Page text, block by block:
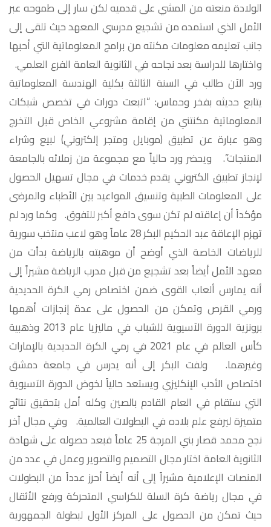
الولادة منعته من المشي على قدميه لكن سار إلى طموحه عبر
الأمل الذي استمده من تشجيع مدرسي المعهد حيث تلقى إلى
جانب تعليمه معلومات مكنته من برامج المعلوماتية التي أحبها
واختارها للدراسة بعد نجاحه في الثانوية العامة الفرع العلمي.
ورد الآن طالب في السنة الثالثة بكلية الهندسة المعلوماتية
يتابع حديثه بفخر وحماس: “اتبعت دورات في تخصص شبكات
المعلوماتية مكنتني من إقامة مشروعي الخاص قبل التخرج
وهو عبارة عن تطبيق (موبايل ومتجر إلكتروني) لبيع وشراء
المنتجات”. ويحضر ورد حالياً مع مجموعة من زملائه بالجامعة
لإنجاز تطبيق الكتروني يقدم خدمات في مجال تسهيل الحصول
على المعلومات الطبية وتنسيق المواعيد بين الأطباء والمرضى
مؤكداً أن إعاقته لم تكن سوى دافع أكبر للتفوق. وكما ورد لم
تهزم الإعاقة عبد الحكيم البكر 28 عاماً وهو لاعب منتخب سورية
للرياضات الخاصة الذي أوضح أن موهبته بالرياضة بدأت من
معهد الأمل أيضاً بعد تشجيع من قبل مدرب الرياضة مشيراً إلى
أنه يمارس ألعاب القوى ضمن اختصاص رمي الكرة الحديدية
ورمي القرص وتمكن من الحصول على عدة إنجازات أهمها
برونزية الدورة الآسيوية للشباب في ماليزيا عام 2013 وذهبية
كأس العالم في عام 2021 في رمي الكرة الحديدية بالإمارات
وغيرهما. ولفت البكر إلى أنه يدرس في جامعة دمشق
اختصاص الأدب الإنكليزي ويستعد حالياً لخوض الدورة الآسيوية
التي ستقام في العام القادم بالصين وكله أمل بتحقيق نتائج
متميزة ليرفع علم بلاده في البطولات العالمية. وفي مجال آخر
نجح محمد قصار بني المرجة 25 عاماً فبعد حصوله على شهادة
الثانوية العامة اختار مجال التصميم والتصوير وعمل في عدد من
المنصات الإعلامية مشيراً إلى أنه أيضاً أحرز عدداً من البطولات
في مجال رياضة كرة السلة للكراسي المتحركة ورفع الأثقال
حيث تمكن من الحصول على المركز الأول لبطولة الجمهورية